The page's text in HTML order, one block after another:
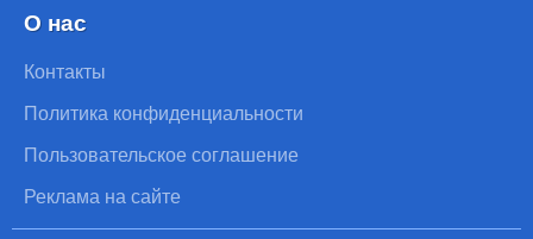
О нас
Контакты
Политика конфиденциальности
Пользовательское соглашение
Реклама на сайте